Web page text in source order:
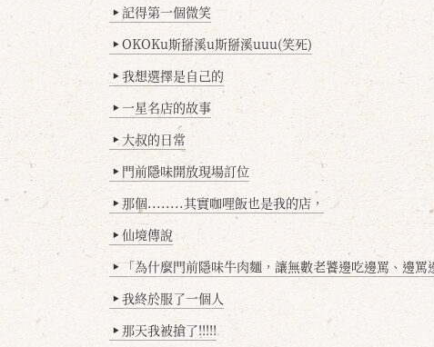
▶ 記得第一個微笑
▶ OKOKu斯掰溪u斯掰溪uuu(笑死)
▶ 我想選擇是自己的
▶ 一星名店的故事
▶ 大叔的日常
▶ 門前隱味開放現場訂位
▶ 那個........其實咖哩飯也是我的店，
▶ 仙境傳說
▶ 「為什麼門前隱味牛肉麵，讓無數老饕邊吃邊罵、邊罵邊愛？
▶ 我終於服了一個人
▶ 那天我被搶了!!!!!